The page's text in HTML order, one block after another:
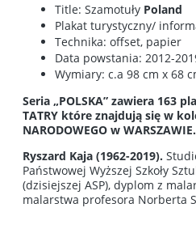
Title: Szamotuły Poland
Plakat turystyczny/
Technika: offset, papier
Data powstania: 2012-
Wymiary: c.a 98 cm x 68
Seria „POLSKA” zawiera 163
TATRY które znajdują się w
NARODOWEGO w WARSZAWIE.
Ryszard Kaja (1962-2019).
Państwowej Wyższej Szkoły
(dzisiejszej ASP), dyplom z
malarstwa profesora Norberta